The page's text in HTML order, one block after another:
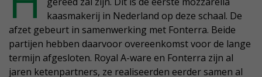
kaasmakerij in Nederland op deze schaal. De
afzet gebeurt in samenwerking met Fonterra. Beide
partijen hebben daarvoor overeenkomst voor de lange
termijn afgesloten. Royal A-ware en Fonterra zijn al
jaren ketenpartners, ze realiseerden eerder samen al